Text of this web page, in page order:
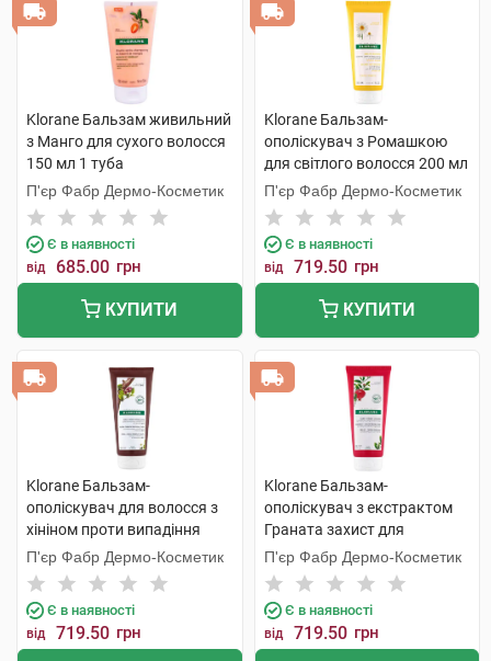
Klorane Бальзам живильний
з Манго для сухого волосся
150 мл 1 туба
П'єр Фабр Дермо-Косметик
Є в наявності
від 685.00 грн
КУПИТИ
Klorane Бальзам-
ополіскувач з Ромашкою
для світлого волосся 200 мл
1 туба
П'єр Фабр Дермо-Косметик
Є в наявності
від 719.50 грн
КУПИТИ
Klorane Бальзам-
ополіскувач для волосся з
хініном проти випадіння
волосся 200 мл 1 туба
П'єр Фабр Дермо-Косметик
Є в наявності
від 719.50 грн
Klorane Бальзам-
ополіскувач з екстрактом
Граната захист для
фарбованого волосся 200
мл 1 туба
П'єр Фабр Дермо-Косметик
Є в наявності
від 719.50 грн